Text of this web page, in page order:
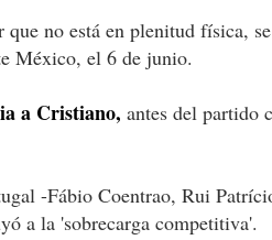
que no está en plenitud física,
México, el 6 de junio.
a Cristiano, antes del partido
-Fábio Coentrao, Rui
a la 'sobrecarga competitiva'.